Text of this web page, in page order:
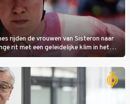
rijden de vrouwen van Sisteron naar
rit met een geleidelijke klim in het
de zwaarste hindernis, dat is de
namelijk bloedheet worden.